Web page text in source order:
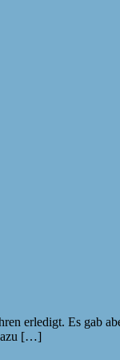
erledigt. Es gab
[…]